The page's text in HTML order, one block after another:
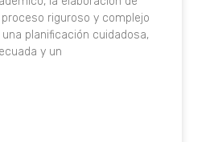
riguroso y complejo
planificación cuidadosa,
y un